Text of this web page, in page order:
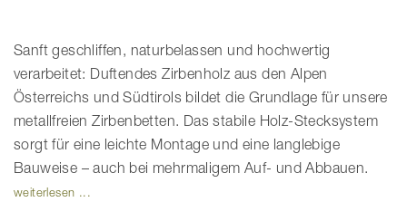
Sanft geschliffen, naturbelassen und hochwertig
verarbeitet: Duftendes Zirbenholz aus den Alpen
Österreichs und Südtirols bildet die Grundlage für unsere
metallfreien Zirbenbetten. Das stabile Holz-Stecksystem
sorgt für eine leichte Montage und eine langlebige
Bauweise – auch bei mehrmaligem Auf- und Abbauen.
weiterlesen ...